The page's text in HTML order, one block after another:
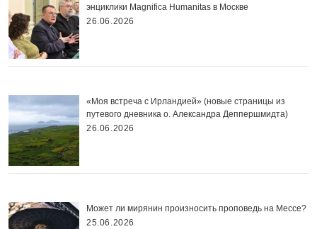
энциклики Magnifica Нumanitas в Москве
26.06.2026
«Моя встреча с Ирландией» (новые страницы из
путевого дневника о. Александра Деппершмидта)
26.06.2026
Может ли мирянин произносить проповедь на Мессе?
25.06.2026